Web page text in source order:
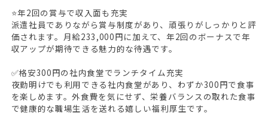
無料会員登録
ログイン
⭐年2回の賞与で収入面も充実
派遣社員でありながら賞与制度があり、頑張りがしっかりと評
価されます。月給233,000円に加えて、年2回のボーナスで年
収アップが期待できる魅力的な待遇です。
✅格安300円の社内食堂でランチタイム充実
夜勤明けでも利用できる社内食堂があり、わずか300円で食事
を楽しめます。外食費を気にせず、栄養バランスの取れた食事
で健康的な職場生活を送れる嬉しい福利厚生です。